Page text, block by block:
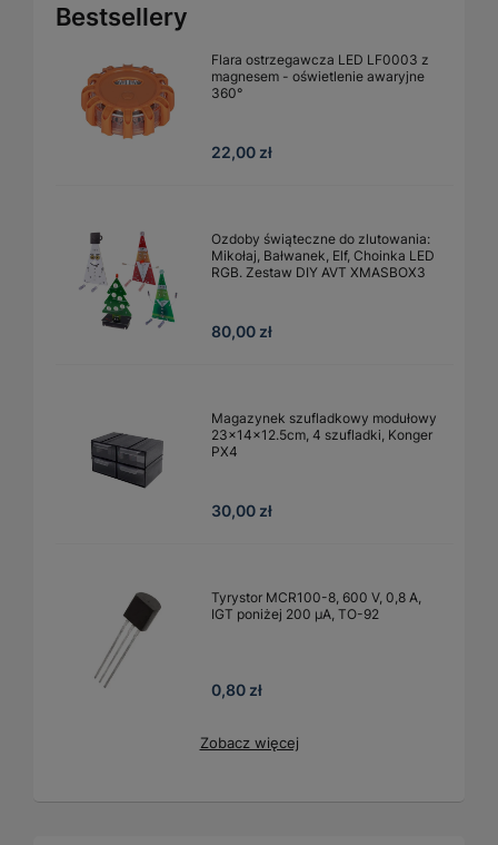
Bestsellery
Flara ostrzegawcza LED LF0003 z
magnesem - oświetlenie awaryjne
360°
22,00 zł
Ozdoby świąteczne do zlutowania:
Mikołaj, Bałwanek, Elf, Choinka LED
RGB. Zestaw DIY AVT XMASBOX3
80,00 zł
Magazynek szufladkowy modułowy
23x14x12.5cm, 4 szufladki, Konger
PX4
30,00 zł
Tyrystor MCR100-8, 600 V, 0,8 A,
IGT poniżej 200 µA, TO-92
0,80 zł
Zobacz więcej